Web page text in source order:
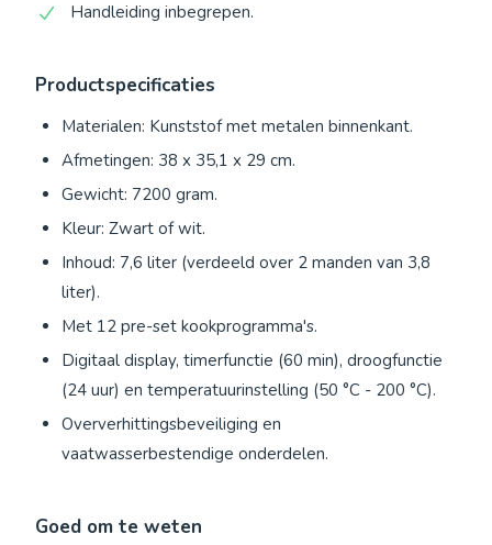
Handleiding inbegrepen.
Productspecificaties
Materialen: Kunststof met metalen binnenkant.
Afmetingen: 38 x 35,1 x 29 cm.
Gewicht: 7200 gram.
Kleur: Zwart of wit.
Inhoud: 7,6 liter (verdeeld over 2 manden van 3,8
liter).
Met 12 pre-set kookprogramma's.
Digitaal display, timerfunctie (60 min), droogfunctie
(24 uur) en temperatuurinstelling (50 °C - 200 °C).
Oververhittingsbeveiliging en
vaatwasserbestendige onderdelen.
Goed om te weten